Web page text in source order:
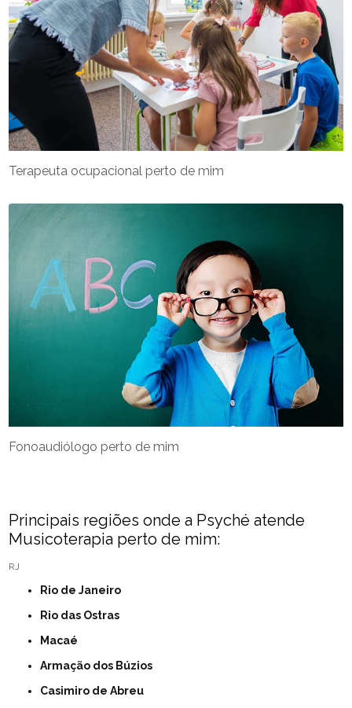
Terapeuta ocupacional perto de mim
Fonoaudiólogo perto de mim
Principais regiões onde a Psyché atende
Musicoterapia perto de mim:
RJ
Rio de Janeiro
Rio das Ostras
Macaé
Armação dos Búzios
Casimiro de Abreu